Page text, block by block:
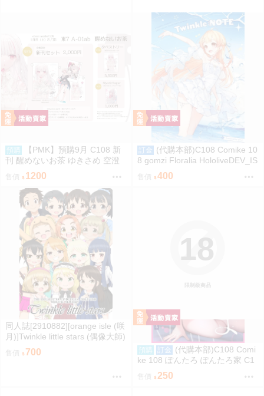
預購
【PMK】預購9月 C108 新
刊 醒めないお茶 ゆきさめ 空澄
セナ VSPO
售價 1200
訂金 (代購本部)C108 Comike 10
8 gomzi Floralia HololiveDEV_IS
ReGLOSS 音乃瀬奏 C108會場數
量新刊「Twinkle Note (隨機簽名
售價 400
同人誌[2910882][orange isle (咲
月)]Twinkle little stars (偶像大師)
700
限制級商品
18
預購 訂金 (代購本部)C108 Comi
ke 108 ぽんたろ ぽんたろ家 C1
08數量限定新刊「あねぬま。～
清楚なお義姉さんは僕を優しく
250